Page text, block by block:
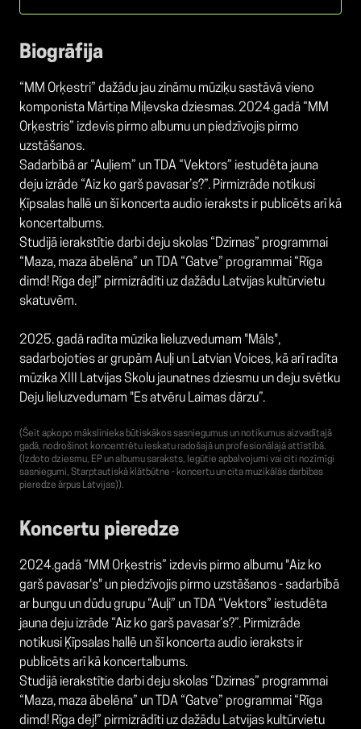
Biogrāfija
“MM Orķestri” dažādu jau zināmu mūziķu sastāvā vieno
komponista Mārtiņa Miļevska dziesmas. 2024.gadā “MM
Orķestris” izdevis pirmo albumu un piedzīvojis pirmo
uzstāšanos.
Sadarbībā ar “Auļiem” un TDA “Vektors” iestudēta jauna
deju izrāde “Aiz ko garš pavasar’s?”. Pirmizrāde notikusi
Ķīpsalas hallē un šī koncerta audio ieraksts ir publicēts arī kā
koncertalbums.
Studijā ierakstītie darbi deju skolas “Dzirnas” programmai
“Maza, maza ābelēna” un TDA “Gatve” programmai “Rīga
dimd! Rīga dej!” pirmizrādīti uz dažādu Latvijas kultūrvietu
skatuvēm.
2025. gadā radīta mūzika lieluzvedumam "Māls",
sadarbojoties ar grupām Auļi un Latvian Voices, kā arī radīta
mūzika XIII Latvijas Skolu jaunatnes dziesmu un deju svētku
Deju lieluzvedumam "Es atvēru Laimas dārzu”.
(Šeit apkopo mākslinieka būtiskākos sasniegumus un notikumus aizvadītajā
gadā, nodrošinot koncentrētu ieskatu radošajā un profesionālajā attīstībā.
(Izdoto dziesmu, EP un albumu saraksts, Iegūtie apbalvojumi vai citi nozīmīgi
sasniegumi, Starptautiskā klātbūtne - koncertu un cita muzikālās darbības
pieredze ārpus Latvijas)).
Koncertu pieredze
2024.gadā “MM Orķestris” izdevis pirmo albumu "Aiz ko
garš pavasar's" un piedzīvojis pirmo uzstāšanos - sadarbībā
ar bungu un dūdu grupu “Auļi” un TDA “Vektors” iestudēta
jauna deju izrāde “Aiz ko garš pavasar’s?”. Pirmizrāde
notikusi Ķīpsalas hallē un šī koncerta audio ieraksts ir
publicēts arī kā koncertalbums.
Studijā ierakstītie darbi deju skolas “Dzirnas” programmai
“Maza, maza ābelēna” un TDA “Gatve” programmai “Rīga
dimd! Rīga dej!” pirmizrādīti uz dažādu Latvijas kultūrvietu